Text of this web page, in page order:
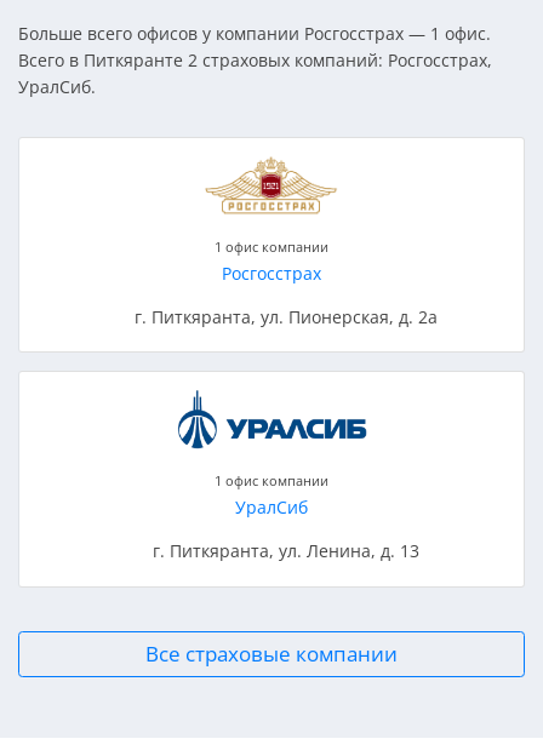
Больше всего офисов у компании Росгосстрах — 1 офис.
Всего в Питкяранте 2 страховых компаний: Росгосстрах,
УралСиб.
1 офис компании
Росгосстрах
г. Питкяранта, ул. Пионерская, д. 2а
1 офис компании
УралСиб
г. Питкяранта, ул. Ленина, д. 13
Все страховые компании